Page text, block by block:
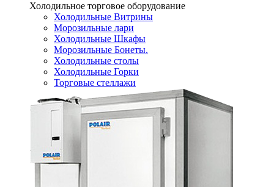
Холодильное торговое оборудование
Холодильные Витрины
Морозильные лари
Холодильные Шкафы
Морозильные Бонеты.
Холодильные столы
Холодильные Горки
Торговые стеллажи